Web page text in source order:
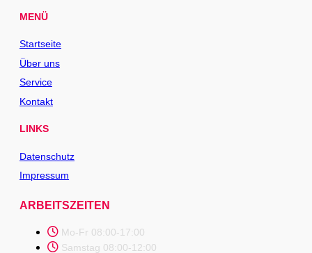
MENÜ
Startseite
Über uns
Service
Kontakt
LINKS
Datenschutz
Impressum
ARBEITSZEITEN
Mo-Fr 08:00-17:00
Samstag 08:00-12:00